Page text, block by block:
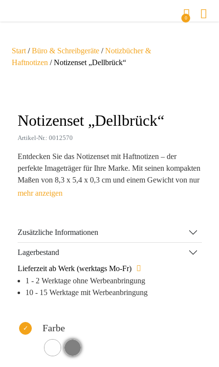
0
Start /Büro & Schreibgeräte /Notizbücher &
Haftnotizen / Notizenset „Dellbrück“
Notizenset „Dellbrück“
Artikel-Nr.: 0012570
Entdecken Sie das Notizenset mit Haftnotizen – der
perfekte Imageträger für Ihre Marke. Mit seinen kompakten
Maßen von 8,3 x 5,4 x 0,3 cm und einem Gewicht von nur
8 g passt es mühelos in jede Tasche, ideal für den
Beschenkten.
Mit vielfältiger Werbeanbringung wie Tampondruck und
Digitaldruck wird Ihr Logo stets im Blickfeld Ihrer
Zielgruppe platziert, sodass die Markenpräsenz nachhaltig
Schreibtisch wird Ihr Logo zum dauerhaften
Erinnerungsanker.
Warum dieses Produkt Ihre Marke stärkt:
Zusätzliche Informationen
Lagerbestand
Lieferzeit ab Werk (werktags Mo-Fr)
1 - 2 Werktage ohne Werbeanbringung
10 - 15 Werktage mit Werbeanbringung
Farbe